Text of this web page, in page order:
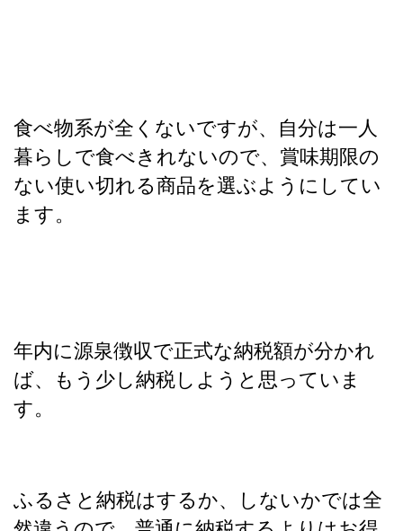
食べ物系が全くないですが、自分は一人
暮らしで食べきれないので、賞味期限の
ない使い切れる商品を選ぶようにしてい
ます。
年内に源泉徴収で正式な納税額が分かれ
ば、もう少し納税しようと思っていま
す。
ふるさと納税はするか、しないかでは全